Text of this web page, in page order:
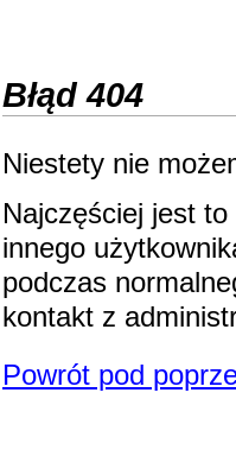
Błąd 404
Niestety nie
Najczęściej jest
innego
podczas
kontakt z
Powrót pod